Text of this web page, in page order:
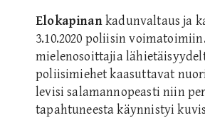
Elokapinankadunvaltaus ja
3.10.2020 poliisin
mielenosoittajia
poliisimiehet kaasuttavat
levisi salamannopeasti niin
tapahtuneesta käynnistyi